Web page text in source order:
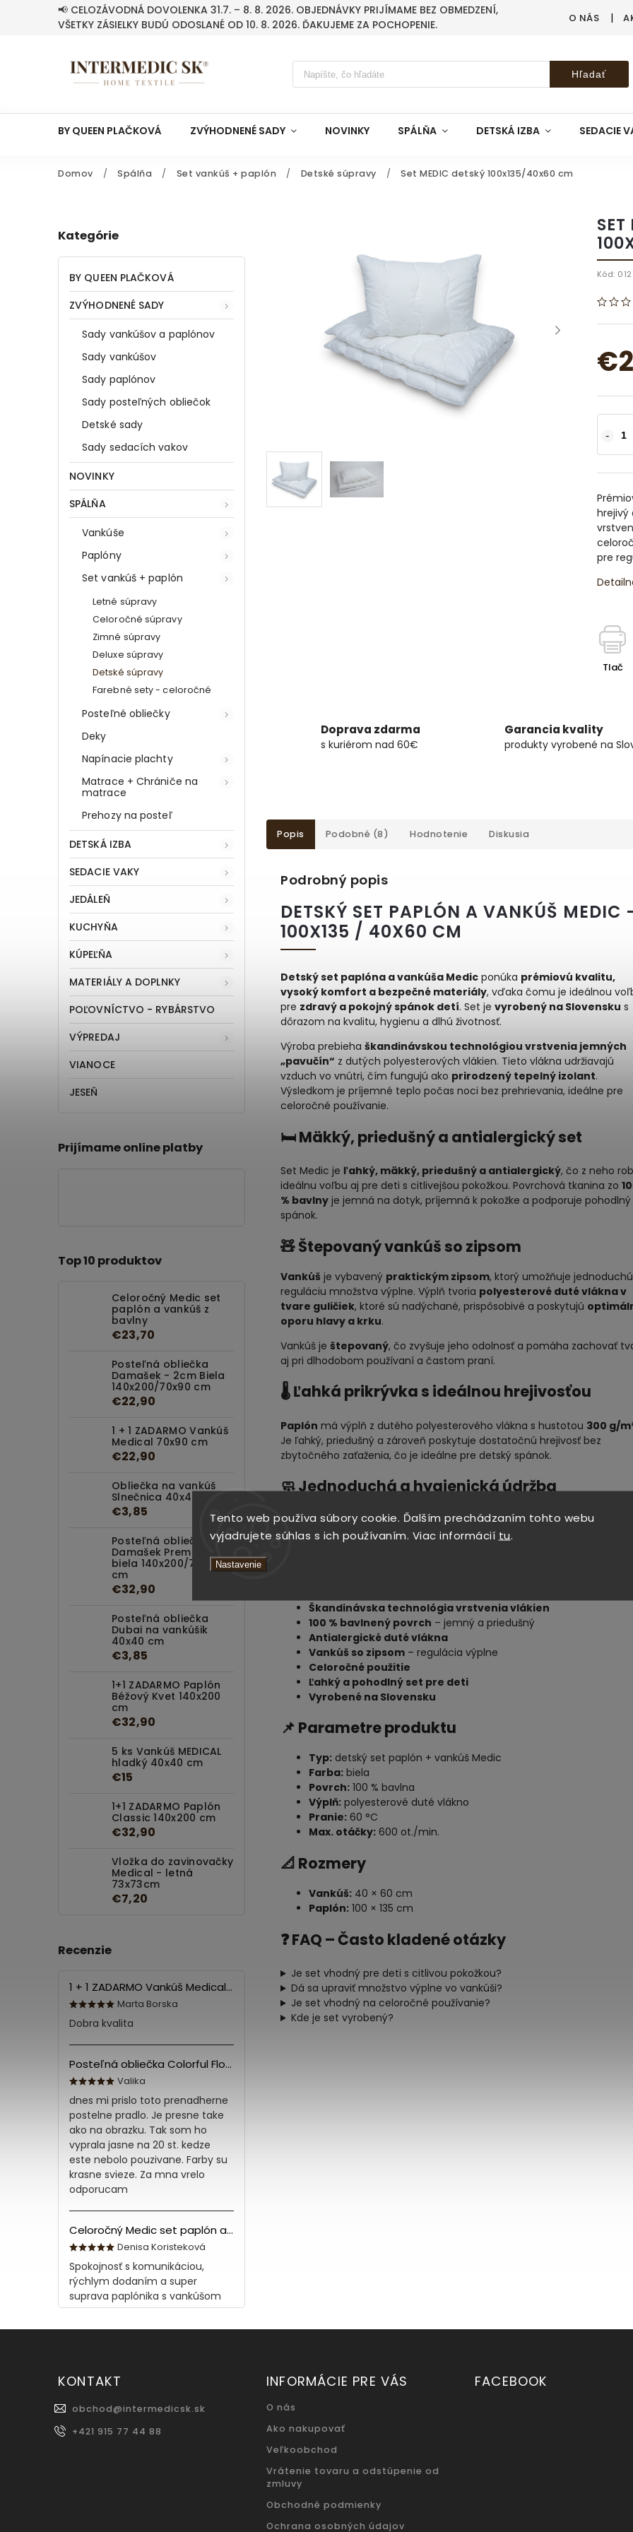
Tento web používa súbory cookie. Ďalším prechádzaním tohto webu
vyjadrujete súhlas s ich používaním. Viac informácií tu.
Nastavenie
📢 CELOZÁVODNÁ DOVOLENKA 31.7. – 8. 8. 2026. OBJEDNÁVKY PRIJÍMAME BEZ OBMEDZENÍ,
VŠETKY ZÁSIELKY BUDÚ ODOSLANÉ OD 10. 8. 2026. ĎAKUJEME ZA POCHOPENIE.
O NÁS
Hľadať
BY QUEEN PLAČKOVÁ ZVÝHODNENÉ SADY NOVINKY SPÁLŇA DETSKÁ IZBA SEDACIE
Domov / Spálňa / Set vankúš + paplón / Detské súpravy / Set MEDIC detský 100x135/40x60 cm
Kategórie
BY QUEEN PLAČKOVÁ
ZVÝHODNENÉ SADY
Sady vankúšov a paplónov
Sady vankúšov
Sady paplónov
Sady posteľných obliečok
Detské sady
Sady sedacích vakov
NOVINKY
SPÁLŇA
Vankúše
Paplóny
Set vankúš + paplón
Letné súpravy
Celoročné súpravy
Zimné súpravy
Deluxe súpravy
Detské súpravy
Farebné sety - celoročné
Posteľné obliečky
Deky
Napínacie plachty
Matrace + Chrániče na
matrace
Prehozy na posteľ
DETSKÁ IZBA
SEDACIE VAKY
JEDÁLEŇ
KUCHYŇA
KÚPEĽŇA
MATERIÁLY A DOPLNKY
POĽOVNÍCTVO - RYBÁRSTVO
VÝPREDAJ
VIANOCE
JESEŇ
Prijímame online platby
Top 10 produktov
Celoročný Medic set
paplón a vankúš z
bavlny
€23,70
Posteľná obliečka
Damašek - 2cm Biela
140x200/70x90 cm
€22,90
1 + 1 ZADARMO Vankúš
Medical 70x90 cm
€22,90
Obliečka na vankúš
Slnečnica 40x40 cm
€3,85
Posteľná obliečka
Damašek Premium
biela 140x200/70x90
cm
€32,90
Posteľná obliečka
Dubai na vankúšik
40x40 cm
€3,85
1+1 ZADARMO Paplón
Béžový Kvet 140x200
cm
€32,90
5 ks Vankúš MEDICAL
hladký 40x40 cm
€15
1+1 ZADARMO Paplón
Classic 140x200 cm
€32,90
Vložka do zavinovačky
Medical - letná
73x73cm
€7,20
Recenzie
1 + 1 ZADARMO Vankúš Medical 70x90 cm
Marta Borska
Dobra kvalita
Posteľná obliečka Colorful Flowers Modrá 140x200/70x90 cm
Valika
dnes mi prislo toto prenadherne
postelne pradlo. Je presne take
ako na obrazku. Tak som ho
vyprala jasne na 20 st. kedze
este nebolo pouzivane. Farby su
krasne svieze. Za mna vrelo
odporucam
Celoročný Medic set paplón a vankúš z bavlny
Denisa Koristeková
Spokojnosť s komunikáciou,
rýchlym dodaním a super
suprava paplónika s vankúšom
Kód:
hrejivý
pre
Tlač
Doprava zdarma
s kuriérom nad 60€
Garancia kvality
produkty vyrobené na
Popis Podobné (8) Hodnotenie Diskusia
Podrobný popis
DETSKÝ SET PAPLÓN A VANKÚŠ MEDIC
100X135 / 40X60 CM
Detský set paplóna a vankúša Medic ponúka prémiovú kvalitu,
vysoký komfort a bezpečné materiály, vďaka čomu je ideálnou
pre zdravý a pokojný spánok detí. Set je vyrobený na Slovensku s
dôrazom na kvalitu, hygienu a dlhú životnosť.
Výroba prebieha škandinávskou technológiou vrstvenia jemných
„pavučín“ z dutých polyesterových vlákien. Tieto vlákna udržiavajú
vzduch vo vnútri, čím fungujú ako prirodzený tepelný izolant.
Výsledkom je príjemné teplo počas noci bez prehrievania, ideálne pre
celoročné používanie.
🛏️ Mäkký, priedušný a antialergický set
Set Medic je ľahký, mäkký, priedušný a antialergický, čo z neho
ideálnu voľbu aj pre deti s citlivejšou pokožkou. Povrchová tkanina zo
% bavlny je jemná na dotyk, príjemná k pokožke a podporuje pohodlný
spánok.
🧸 Štepovaný vankúš so zipsom
Vankúš je vybavený praktickým zipsom, ktorý umožňuje jednoduchú
reguláciu množstva výplne. Výplň tvoria polyesterové duté vlákna v
tvare guličiek, ktoré sú nadýchané, prispôsobivé a poskytujú
oporu hlavy a krku.
Vankúš je štepovaný, čo zvyšuje jeho odolnosť a pomáha zachovať
aj pri dlhodobom používaní a častom praní.
🌡️ Ľahká prikrývka s ideálnou hrejivosťou
Paplón má výplň z dutého polyesterového vlákna s hustotou 300 g/
Je ľahký, priedušný a zároveň poskytuje dostatočnú hrejivosť bez
zbytočného zaťaženia, čo je ideálne pre detský spánok.
🧼 Jednoduchá a hygienická údržba
Celý set je navrhnutý s dôrazom na praktickosť a hygienu. Možno ho prať
pri60 °Cpri maximálnych otáčkach600 ot./min.
a dlhodobú sviežosť.
Škandinávska technológia vrstvenia vlákien
100 % bavlnený povrch – jemný a priedušný
Antialergické duté vlákna
Vankúš so zipsom – regulácia výplne
Celoročné použitie
Ľahký a pohodlný set pre deti
Vyrobené na Slovensku
📌 Parametre produktu
Typ: detský set paplón + vankúš Medic
Farba: biela
Povrch: 100 % bavlna
Výplň: polyesterové duté vlákno
Pranie: 60 °C
Max. otáčky: 600 ot./min.
📐 Rozmery
Vankúš: 40 × 60 cm
Paplón: 100 × 135 cm
❓ FAQ – Často kladené otázky
Je set vhodný pre deti s citlivou pokožkou?
Dá sa upraviť množstvo výplne vo vankúši?
Je set vhodný na celoročné používanie?
Kde je set vyrobený?
KONTAKT
obchod@intermedicsk.sk
+421 915 77 44 88
INFORMÁCIE PRE VÁS
O nás
Ako nakupovať
Veľkoobchod
Vrátenie tovaru a odstúpenie od
zmluvy
Obchodné podmienky
Ochrana osobných údajov
FACEBOOK